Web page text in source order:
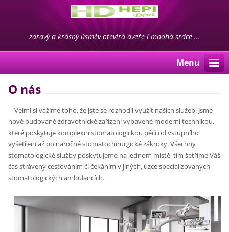
zdravý a krásný úsměv otevírá dveře i mnohá srdce ...
Menu
O nás
Velmi si vážíme toho, že jste se rozhodli využít našich služeb. Jsme
nově budované zdravotnické zařízení vybavené moderní technikou,
které poskytuje komplexní stomatologickou péči od vstupního
vyšetření až po náročné stomatochirurgické zákroky. Všechny
stomatologické služby poskytujeme na jednom místě, tím šetříme Váš
čas strávený cestováním či čekáním v jiných, úzce specializovaných
stomatologických ambulancích.